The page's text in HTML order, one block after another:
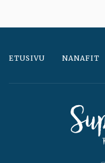
ETUSIVU NANAFIT